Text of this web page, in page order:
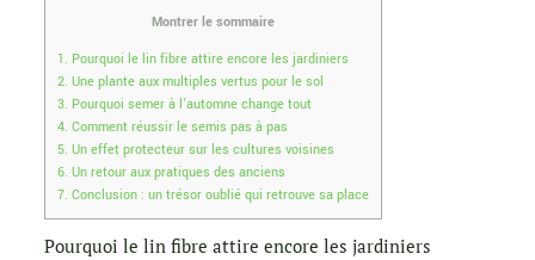
Montrer le sommaire
1. Pourquoi le lin fibre attire encore les jardiniers
2. Une plante aux multiples vertus pour le sol
3. Pourquoi semer à l’automne change tout
4. Comment réussir le semis pas à pas
5. Un effet protecteur sur les cultures voisines
6. Un retour aux pratiques des anciens
7. Conclusion : un trésor oublié qui retrouve sa place
Pourquoi le lin fibre attire encore les jardiniers